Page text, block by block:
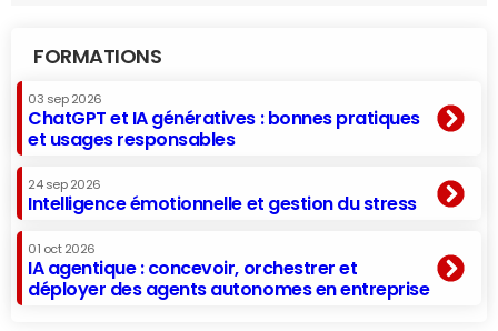
FORMATIONS
03 sep 2026
ChatGPT et IA génératives : bonnes pratiques
et usages responsables
24 sep 2026
Intelligence émotionnelle et gestion du stress
01 oct 2026
IA agentique : concevoir, orchestrer et
déployer des agents autonomes en entreprise